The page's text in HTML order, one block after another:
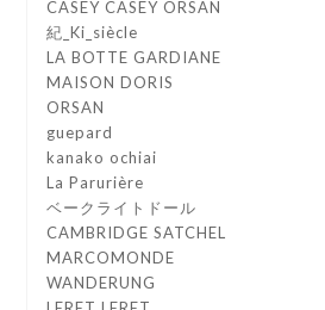
CASEY CASEY ORSAN
紀_Ki_siècle
LA BOTTE GARDIANE
MAISON DORIS
ORSAN
guepard
kanako ochiai
La Parurière
ベークライトドール
CAMBRIDGE SATCHEL
MARCOMONDE
WANDERUNG